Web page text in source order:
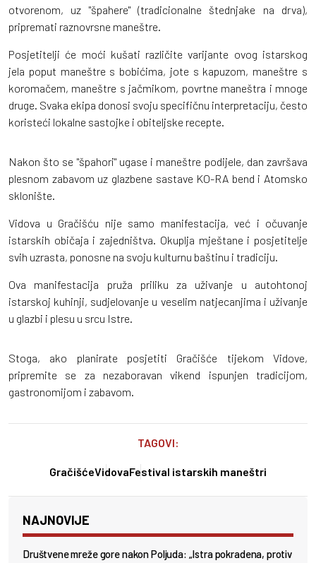
otvorenom, uz "špahere" (tradicionalne štednjake na drva),
pripremati raznovrsne maneštre.
Posjetitelji će moći kušati različite varijante ovog istarskog
jela poput maneštre s bobićima, jote s kapuzom, maneštre s
koromačem, maneštre s jačmikom, povrtne maneštra i mnoge
druge. Svaka ekipa donosi svoju specifičnu interpretaciju, često
koristeći lokalne sastojke i obiteljske recepte.
Nakon što se "špahori" ugase i maneštre podijele, dan završava
plesnom zabavom uz glazbene sastave KO-RA bend i Atomsko
sklonište.
Vidova u Gračišću nije samo manifestacija, već i očuvanje
istarskih običaja i zajedništva. Okuplja mještane i posjetitelje
svih uzrasta, ponosne na svoju kulturnu baštinu i tradiciju.
Ova manifestacija pruža priliku za uživanje u autohtonoj
istarskoj kuhinji, sudjelovanje u veselim natjecanjima i uživanje
u glazbi i plesu u srcu Istre.
Stoga, ako planirate posjetiti Gračišće tijekom Vidove,
pripremite se za nezaboravan vikend ispunjen tradicijom,
gastronomijom i zabavom.
TAGOVI:
GračišćeVidovaFestival istarskih maneštri
NAJNOVIJE
Društvene mreže gore nakon Poljuda: „Istra pokradena, protiv